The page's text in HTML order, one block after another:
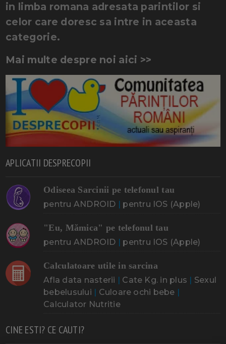
in limba romana adresata parintilor si
celor care doresc sa intre in aceasta
categorie.
Mai multe despre noi aici >>
APLICATII DESPRECOPII
Odiseea Sarcinii pe telefonul tau
pentru ANDROID | pentru IOS (Apple)
"Eu, Mămica" pe telefonul tau
pentru ANDROID | pentru IOS (Apple)
Calculatoare utile in sarcina
Afla data nasterii | Cate Kg. in plus | Sexul
bebelusului | Culoare ochi bebe |
Calculator Nutritie
CINE ESTI? CE CAUTI?